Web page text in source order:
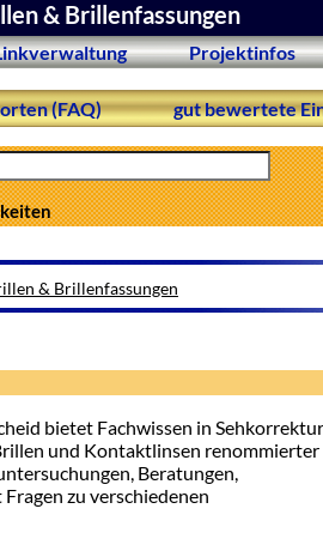
& Brillenfassungen
Projektinfos
(FAQ) gut bewertete
& Brillenfassungen
bietet Fachwissen in Sehkorrektur
und Kontaktlinsen renommierter
Beratungen,
zu verschiedenen